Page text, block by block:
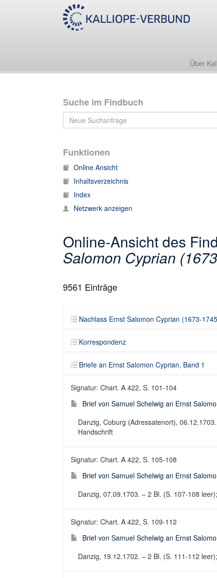
Über
Suche im Findbuch
Funktionen
Online Ansicht
Inhaltsverzeichnis
Index
Netzwerk anzeigen
Online-Ansicht des
Salomon Cyprian
9561 Einträge
Nachlass Ernst Salomon Cyprian (1673-1745)
Korrespondenz
Nachlass Ernst Salomon Cyprian (1673-
Korrespondenz
Briefe an Ernst Salomon Cyprian, Band 1
Signatur: Chart. A 422, S. 101-104
Brief von Samuel Schelwig an Ernst
Danzig, Coburg (Adressatenort),
Handschrift
Signatur: Chart. A 422, S. 105-108
Brief von Samuel Schelwig an Ernst
Danzig, 07.09.1703. – 2 Bl. (S. 107-108
Signatur: Chart. A 422, S. 109-112
Brief von Samuel Schelwig an Ernst
Danzig, 19.12.1702. – 2 Bl. (S. 111-112